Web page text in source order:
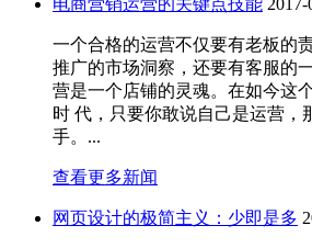
电商营销运营的关键点技能 2017-
一个合格的运营不仅要有老板的
推广的市场洞察，还要有客服的
营是一个店铺的灵魂。在如今这
时 代，只要你敢说自己是运营，
手。...
查看更多新闻
网页设计的极简主义：少即是多